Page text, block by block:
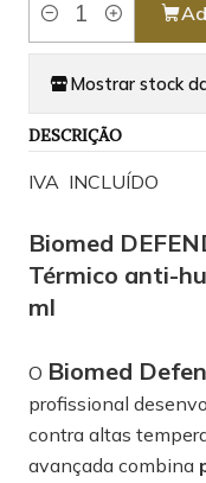
Quantity
Mostrar stock
DESCRIÇÃO
IVA INCLUÍDO
Biomed
Térmico anti-
ml
O Biomed
profissional
contra altas
avançada combina